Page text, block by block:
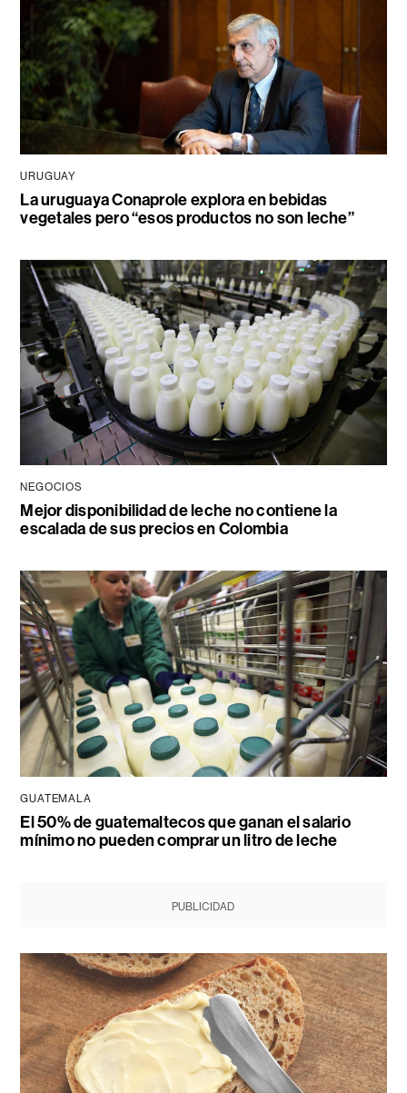
URUGUAY
La uruguaya Conaprole explora en bebidas
vegetales pero “esos productos no son leche”
NEGOCIOS
Mejor disponibilidad de leche no contiene la
escalada de sus precios en Colombia
GUATEMALA
El 50% de guatemaltecos que ganan el salario
mínimo no pueden comprar un litro de leche
PUBLICIDAD